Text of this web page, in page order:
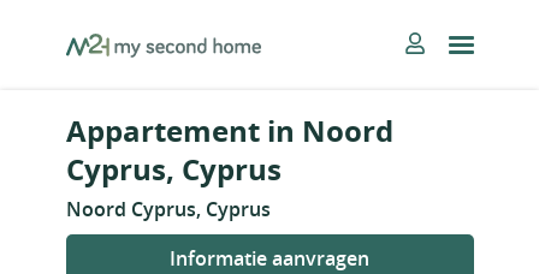
MySecondHome
Appartement in Noord
Cyprus, Cyprus
Noord Cyprus, Cyprus
Informatie aanvragen